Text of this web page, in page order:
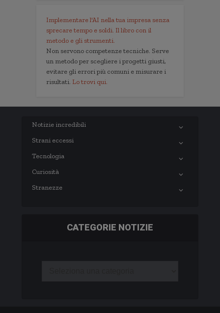
Implementare l'AI nella tua impresa senza
sprecare tempo e soldi. Il libro con il
metodo e gli strumenti.
Non servono competenze tecniche. Serve
un metodo per scegliere i progetti giusti,
evitare gli errori più comuni e misurare i
risultati. Lo trovi qui.
Notizie incredibili
Strani eccessi
Tecnologia
Curiosità
Stranezze
CATEGORIE NOTIZIE